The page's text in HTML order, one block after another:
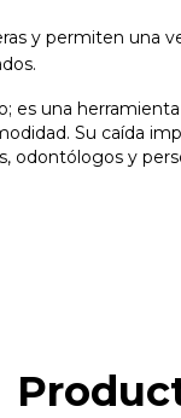
y permiten una
es una
Su caída
odontólogos y